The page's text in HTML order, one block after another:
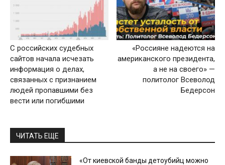
С российских судебных
сайтов начала исчезать
информация о делах,
связанных с признанием
людей пропавшими без
вести или погибшими
«Россияне надеются на
американского президента,
а не на своего» —
политолог Всеволод
Бедерсон
ЧИТАТЬ ЕЩЕ
«От киевской банды детоубийц можно